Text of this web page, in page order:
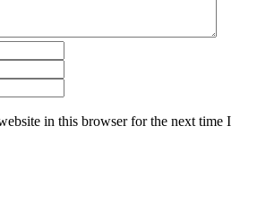
in this browser for the next time I